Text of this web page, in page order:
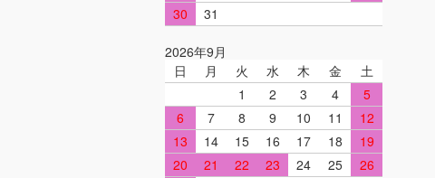
30
31
2026年9月
日
月 火 水 木 金
土
1
2 3 4
5
6
7 8 9 10 11
12
13
14 15 16 17 18
19
20
21 22 23 24 25
26